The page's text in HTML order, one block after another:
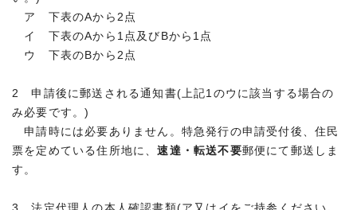
ア 下表のAから2点
イ 下表のAから1点及びBから1点
ウ 下表のBから2点
2 申請後に郵送される通知書(上記1のウに該当する場合の
み必要です。)
申請時には必要ありません。特急発行の申請受付後、住民
票を定めている住所地に、速達・転送不要郵便にて郵送しま
す。